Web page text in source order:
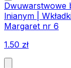
Dwuwarstwowe
lnianym |
Margaret nr 6
1.50 zł